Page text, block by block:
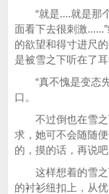
“就是....就是那个
面看下去很刺激
的欲望和得寸进尺
是被雪之下听在了耳
“真不愧是变态先
口。
不过倒也在雪之
求，她可不会随随
的，摸的话，再说吧
这样想着的雪之
的衬衫纽扣上，从